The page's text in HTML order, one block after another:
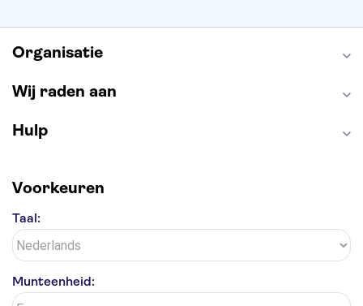
Organisatie
Wij raden aan
Hulp
Voorkeuren
Taal:
Munteenheid: